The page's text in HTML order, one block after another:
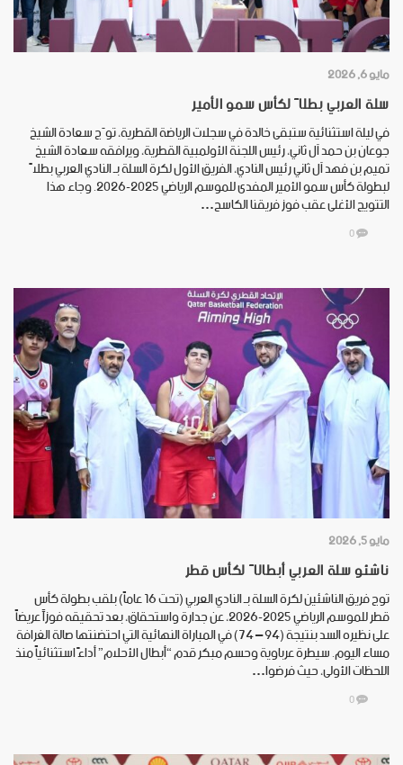
مايو 6, 2026
سلة العربي بطلاً لكأس سمو الأمير
في ليلة استثنائية ستبقى خالدة في سجلات الرياضة القطرية، توّج سعادة الشيخ
جوعان بن حمد آل ثاني، رئيس اللجنة الأولمبية القطرية، ويرافقه سعادة الشيخ
تميم بن فهد آل ثاني رئيس النادي، الفريق الأول لكرة السلة بـ النادي العربي بطلاً
لبطولة كأس سمو الأمير المفدى للموسم الرياضي 2025-2026. وجاء هذا
التتويج الأغلى عقب فوز فريقنا الكاسح…
0
مايو 5, 2026
ناشئو سلة العربي أبطالاً لكأس قطر
توج فريق الناشئين لكرة السلة بـ النادي العربي (تحت 16 عاماً) بلقب بطولة كأس
قطر للموسم الرياضي 2025-2026، عن جدارة واستحقاق، بعد تحقيقه فوزاً عريضاً
على نظيره السد بنتيجة (94 – 74) في المباراة النهائية التي احتضنتها صالة الغرافة
مساء اليوم. سيطرة عرباوية وحسم مبكر قدم “أبطال الأحلام” أداءً استثنائياً منذ
اللحظات الأولى، حيث فرضوا…
0